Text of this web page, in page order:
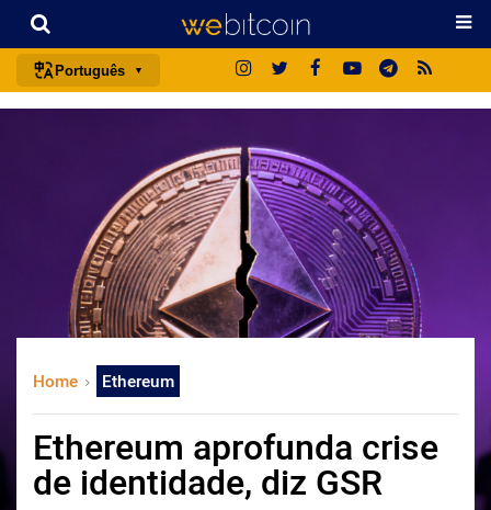
Português
français
italiano
deutsch
日本語
русский
العربية
ไทย
Home Ethereum
Ethereum aprofunda crise
de identidade, diz GSR